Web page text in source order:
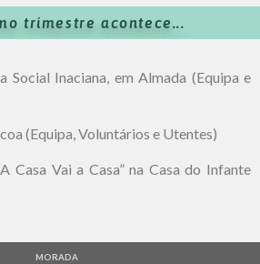
trimestre acontece...
Social Inaciana, em Almada (Equipa e
(Equipa, Voluntários e Utentes)
Casa Vai a Casa” na Casa do Infante
MORADA